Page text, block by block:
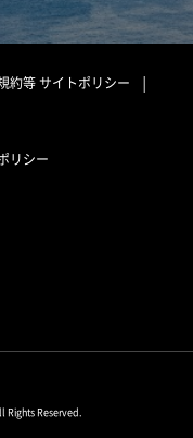
約等サイトポリシー
リシー
Reserved.